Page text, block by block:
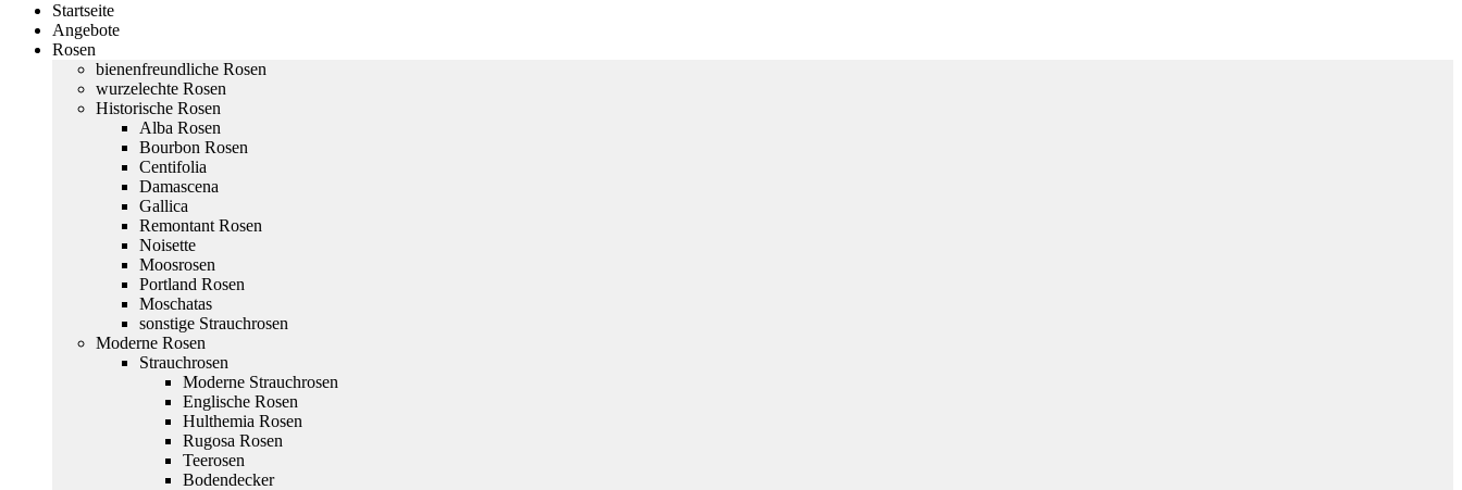
Startseite
Angebote
Rosen
bienenfreundliche Rosen
wurzelechte Rosen
Historische Rosen
Alba Rosen
Bourbon Rosen
Centifolia
Damascena
Gallica
Remontant Rosen
Noisette
Moosrosen
Portland Rosen
Moschatas
sonstige Strauchrosen
Moderne Rosen
Strauchrosen
Moderne Strauchrosen
Englische Rosen
Hulthemia Rosen
Rugosa Rosen
Teerosen
Bodendecker